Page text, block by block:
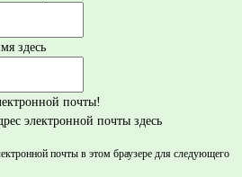
здесь
почты!
электронной почты здесь
почты в этом браузере для следующего